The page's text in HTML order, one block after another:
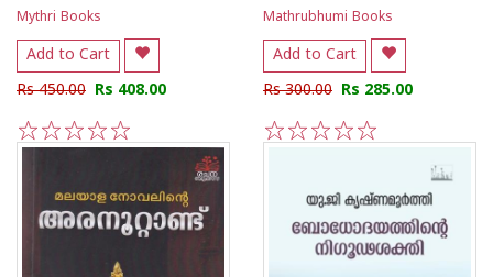
Mythri Books
Add to Cart
Rs 450.00 Rs 408.00
5
4
3
2
1
Mathrubhumi Books
Add to Cart
Rs 300.00 Rs 285.00